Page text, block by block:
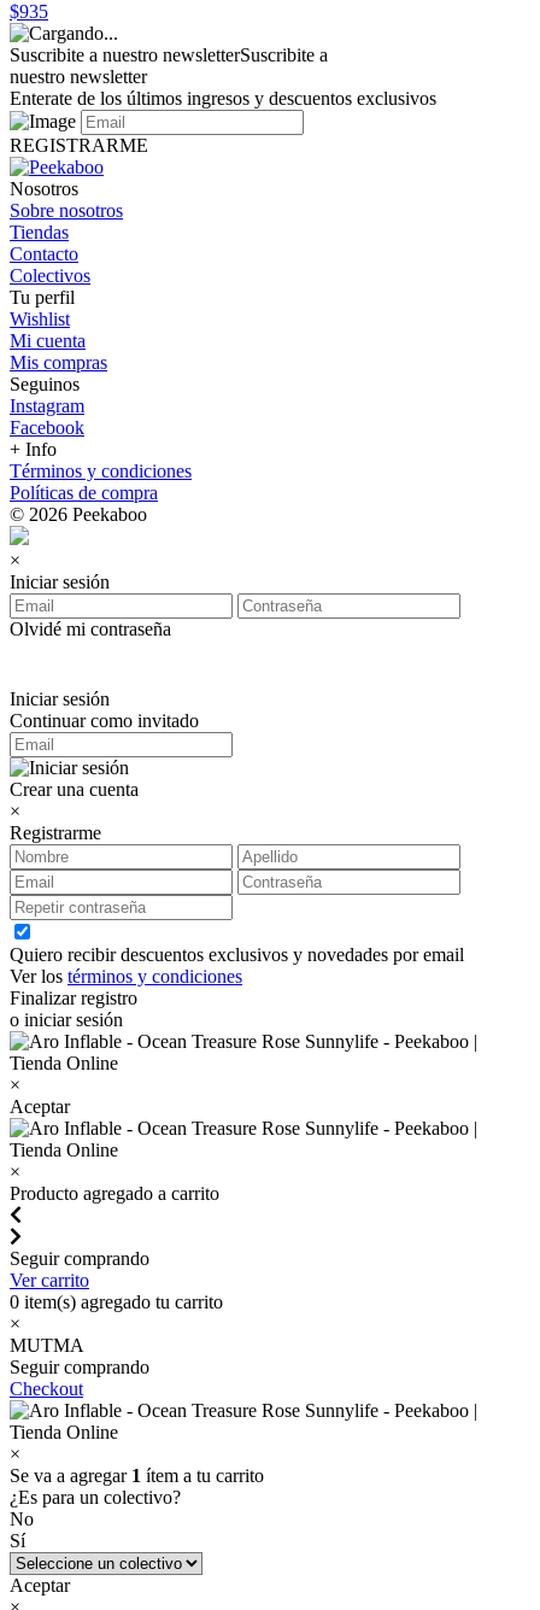
$935
Suscribite a nuestro newsletterSuscribite a
nuestro newsletter
Enterate de los últimos ingresos y descuentos exclusivos
REGISTRARME
Nosotros
Sobre nosotros
Tiendas
Contacto
Colectivos
Tu perfil
Wishlist
Mi cuenta
Mis compras
Seguinos
Instagram
Facebook
+ Info
Términos y condiciones
Políticas de compra
© 2026 Peekaboo
×
Iniciar sesión
Olvidé mi contraseña
Iniciar sesión
Continuar como invitado
Crear una cuenta
×
Registrarme
Quiero recibir descuentos exclusivos y novedades por email
Ver los términos y condiciones
Finalizar registro
o iniciar sesión
×
Aceptar
×
Producto agregado a carrito
Seguir comprando
Ver carrito
0 item(s) agregado tu carrito
×
MUTMA
Seguir comprando
Checkout
×
Se va a agregar 1 ítem a tu carrito
¿Es para un colectivo?
No
Sí
Aceptar